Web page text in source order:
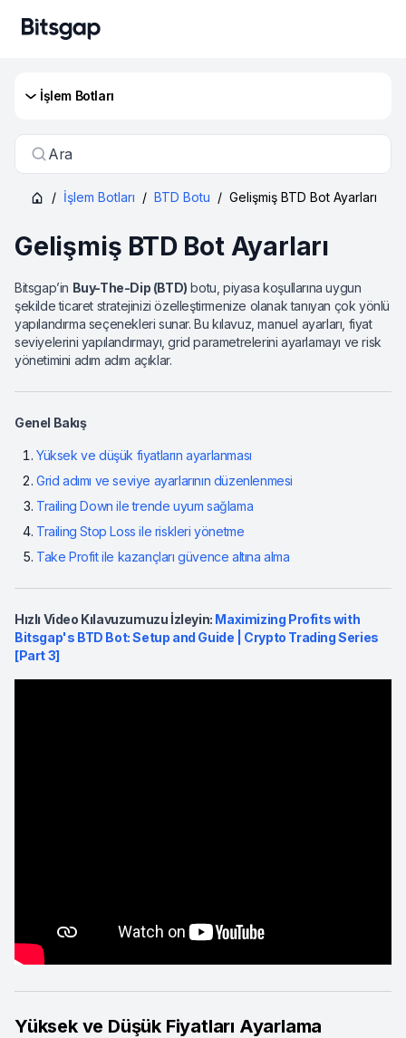
İşlem Botları
Ara
/ İşlem Botları / BTD Botu / Gelişmiş BTD Bot Ayarları
Gelişmiş BTD Bot Ayarları
Bitsgap’in Buy-The-Dip (BTD) botu, piyasa koşullarına uygun
şekilde ticaret stratejinizi özelleştirmenize olanak tanıyan çok yönlü
yapılandırma seçenekleri sunar. Bu kılavuz, manuel ayarları, fiyat
seviyelerini yapılandırmayı, grid parametrelerini ayarlamayı ve risk
yönetimini adım adım açıklar.
Genel Bakış
Yüksek ve düşük fiyatların ayarlanması
Grid adımı ve seviye ayarlarının düzenlenmesi
Trailing Down ile trende uyum sağlama
Trailing Stop Loss ile riskleri yönetme
Take Profit ile kazançları güvence altına alma
Hızlı Video Kılavuzumuzu İzleyin: Maximizing Profits with
Bitsgap's BTD Bot: Setup and Guide | Crypto Trading Series
[Part 3]
Yüksek ve Düşük Fiyatları Ayarlama